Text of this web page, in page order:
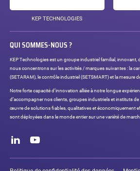
KEP TECHNOLOGIES
QUI SOMMES-NOUS ?
KEP Technologies est un groupe industriel familial, innovant,
nous concentrons sur les activités / marques suivantes : la
(SETARAM), le contrôle industriel (SETSMART) et la mesure
Notre forte capacité d’innovation alliée à notre longue
d’accompagner nos clients, groupes industriels et instituts de
œuvre de solutions fiables, qualitatives et économiquement
sont déployées dans le monde entier sur une variété de
sociaux
légaux